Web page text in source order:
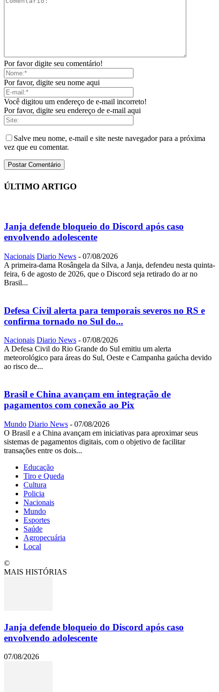
Por favor digite seu comentário!
Por favor, digite seu nome aqui
Você digitou um endereço de e-mail incorreto!
Por favor, digite seu endereço de e-mail aqui
Salve meu nome, e-mail e site neste navegador para a próxima
vez que eu comentar.
ÚLTIMO ARTIGO
Janja defende bloqueio do Discord após caso
envolvendo adolescente
Nacionais Diario News - 07/08/2026
A primeira-dama Rosângela da Silva, a Janja, defendeu nesta quinta-
feira, 6 de agosto de 2026, que o Discord seja retirado do ar no
Brasil...
Defesa Civil alerta para temporais severos no RS e
confirma tornado no Sul do...
Nacionais Diario News - 07/08/2026
A Defesa Civil do Rio Grande do Sul emitiu um alerta
meteorológico para áreas do Sul, Oeste e Campanha gaúcha devido
ao risco de...
Brasil e China avançam em integração de
pagamentos com conexão ao Pix
Mundo Diario News - 07/08/2026
O Brasil e a China avançam em iniciativas para aproximar seus
sistemas de pagamentos digitais, com o objetivo de facilitar
transações entre os dois...
Educação
Tiro e Queda
Cultura
Policia
Nacionais
Mundo
Esportes
Saúde
Agropecuária
Local
©
MAIS HISTÓRIAS
Janja defende bloqueio do Discord após caso
envolvendo adolescente
07/08/2026